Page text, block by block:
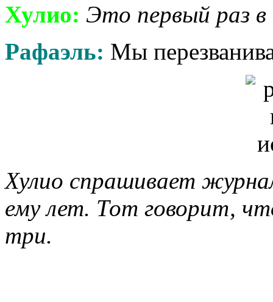
Хулио: Это первый раз
Рафаэль: Мы
Хулио спрашивает
ему лет. Тот говорит,
три.